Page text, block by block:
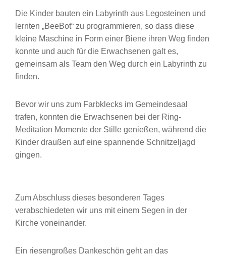
Die Kinder bauten ein Labyrinth aus Legosteinen und
lernten „BeeBot“ zu programmieren, so dass diese
kleine Maschine in Form einer Biene ihren Weg finden
konnte und auch für die Erwachsenen galt es,
gemeinsam als Team den Weg durch ein Labyrinth zu
finden.
Bevor wir uns zum Farbklecks im Gemeindesaal
trafen, konnten die Erwachsenen bei der Ring-
Meditation Momente der Stille genießen, während die
Kinder draußen auf eine spannende Schnitzeljagd
gingen.
Zum Abschluss dieses besonderen Tages
verabschiedeten wir uns mit einem Segen in der
Kirche voneinander.
Ein riesengroßes Dankeschön geht an das